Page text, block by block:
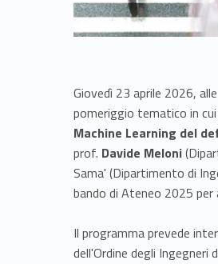
Giovedì 23 aprile 2026,
pomeriggio tematico in
Machine Learning del
prof. Davide Meloni
Sama' (Dipartimento di
bando di Ateneo 2025
Il programma prevede
dell'Ordine degli Ingegneri